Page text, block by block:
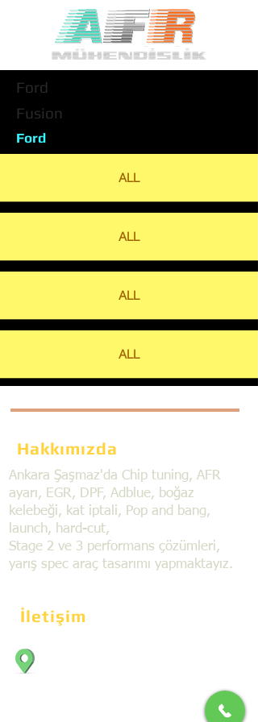
Ford
Fusion
Ford
ALL
ALL
ALL
ALL
Hakkımızda
Ankara Şaşmaz'da Chip tuning, AFR
ayarı, EGR, DPF, Adblue, boğaz
kelebeği, kat iptali, Pop and bang,
launch, hard-cut,
Stage 2 ve 3 performans çözümleri,
yarış spec araç tasarımı yapmaktayız.
İletişim